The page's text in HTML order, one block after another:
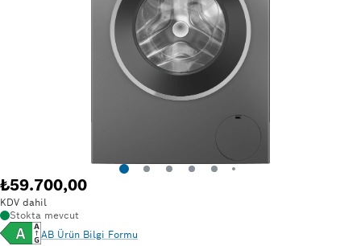
₺59.700,00
KDV dahil
Stokta mevcut
AB Ürün Bilgi Formu